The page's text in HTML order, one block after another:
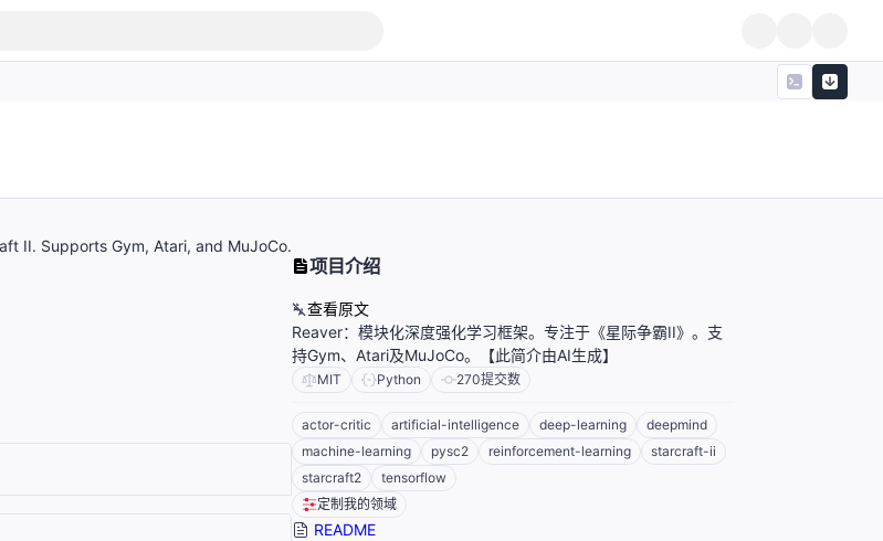
II. Supports Gym, Atari, and MuJoCo.
项目介绍
查看原文
Reaver：模块化深度强化学习框架。专注于《星际争霸II》。支
持Gym、Atari及MuJoCo。【此简介由AI生成】
MIT Python 270提交数
actor-critic artificial-intelligence deep-learning
deepmind
machine-learning
pysc2 reinforcement-learning
starcraft-ii
starcraft2
tensorflow
定制我的领域
README